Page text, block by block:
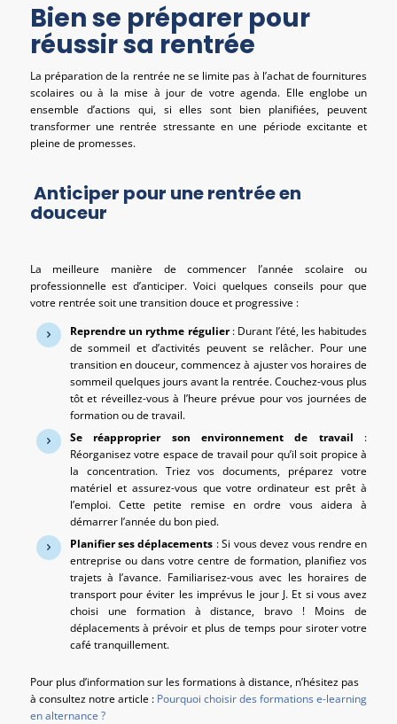
Bien se préparer pour
réussir sa rentrée
La préparation de la rentrée ne se limite pas à l’achat de fournitures
scolaires ou à la mise à jour de votre agenda. Elle englobe un
ensemble d’actions qui, si elles sont bien planifiées, peuvent
transformer une rentrée stressante en une période excitante et
pleine de promesses.
Anticiper pour une rentrée en
douceur
La meilleure manière de commencer l’année scolaire ou
professionnelle est d’anticiper. Voici quelques conseils pour que
votre rentrée soit une transition douce et progressive :
Reprendre un rythme régulier: Durant l’été, les habitudes
de sommeil et d’activités peuvent se relâcher. Pour une
transition en douceur, commencez à ajuster vos horaires de
sommeil quelques jours avant la rentrée. Couchez-vous plus
tôt et réveillez-vous à l’heure prévue pour vos journées de
formation ou de travail.
Se réapproprier son environnement de travail :
Réorganisez votre espace de travail pour qu’il soit propice à
la concentration. Triez vos documents, préparez votre
matériel et assurez-vous que votre ordinateur est prêt à
l’emploi. Cette petite remise en ordre vous aidera à
démarrer l’année du bon pied.
Planifier ses déplacements : Si vous devez vous rendre en
entreprise ou dans votre centre de formation, planifiez vos
trajets à l’avance. Familiarisez-vous avec les horaires de
transport pour éviter les imprévus le jour J. Et si vous avez
choisi une formation à distance, bravo ! Moins de
déplacements à prévoir et plus de temps pour siroter votre
café tranquillement.
Pour plus d’information sur les formations à distance, n’hésitez pas
à consultez notre article : Pourquoi choisir des formations e-learning
en alternance ?